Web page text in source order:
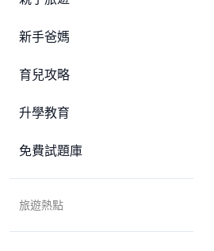
新手爸媽
育兒攻略
升學教育
免費試題庫
旅遊熱點